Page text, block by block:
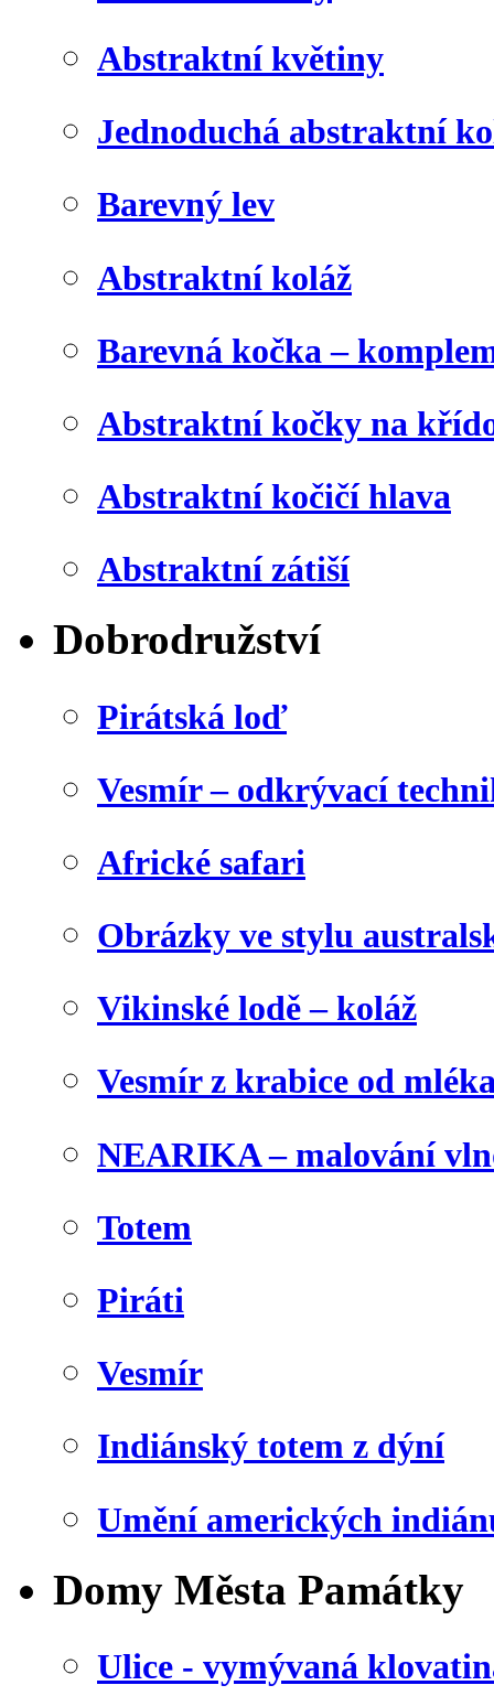
Abstraktní květiny
Jednoduchá abstraktní
Barevný lev
Abstraktní koláž
Barevná kočka –
Abstraktní kočky na
Abstraktní kočičí hlava
Abstraktní zátiší
Dobrodružství
Pirátská loď
Vesmír – odkrývací
Africké safari
Obrázky ve stylu
Vikinské lodě – koláž
Vesmír z krabice od
NEARIKA – malování
Totem
Piráti
Vesmír
Indiánský totem z dýní
Umění amerických
Domy Města Památky
Ulice - vymývaná